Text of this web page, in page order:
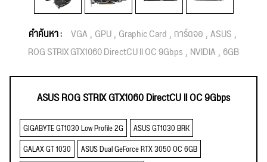
คำค้นหา : VGA GPU Graphic Card การ์ดจอ ASUS
ROG STRIX GTX1060 DirectCU II OC 9Gbps NVIDIA 6GB
ASUS ROG STRIX GTX1060 DirectCU II OC 9Gbps
GIGABYTE GT1030 Low Profile 2G
ASUS GT1030 BRK
GALAX GT 1030
ASUS Dual GeForce RTX 3050 OC 6GB